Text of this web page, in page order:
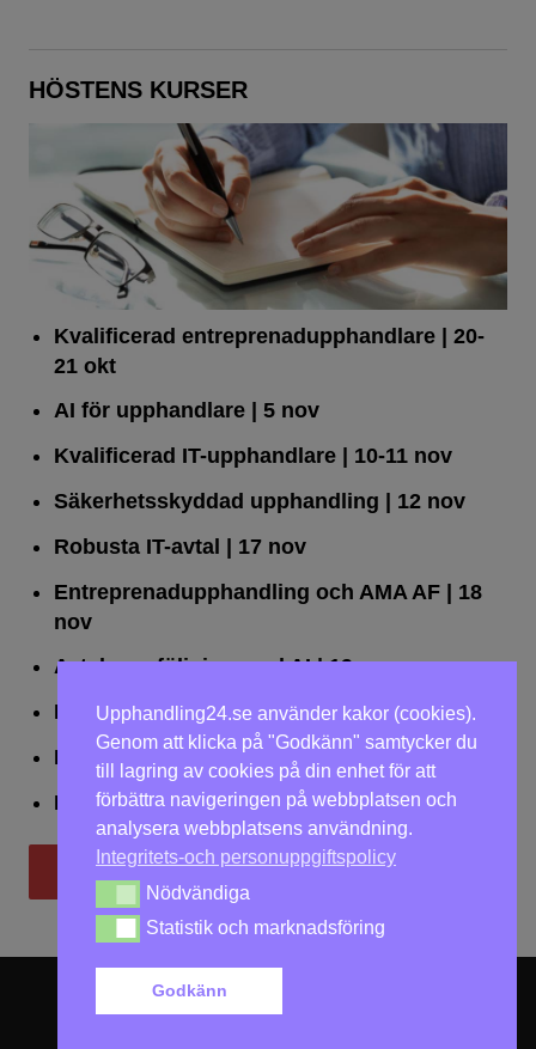
HÖSTENS KURSER
Kvalificerad entreprenad­upphandlare | 20-
21 okt
AI för upphandlare| 5 nov
Kvalificerad IT-upphandlare| 10-11 nov
Säkerhetsskyddad upphandling | 12 nov
Robusta IT-avtal | 17 nov
Entreprenadupphandling och AMA AF| 18
nov
Avtalsuppföljning med AI| 19 nov
Leda upphandlingar effektivt| 25 nov
Dialogförfaranden | 26 nov
LOU på två dagar| 2-3 dec
Till utbildningar
Upphandling24.se använder kakor (cookies).
Genom att klicka på "Godkänn" samtycker du
till lagring av cookies på din enhet för att
förbättra navigeringen på webbplatsen och
analysera webbplatsens användning.
Integritets-och personuppgiftspolicy
Nödvändiga
Nödvändiga
Statistik och marknadsföring
Statistik och marknadsföring
Godkänn